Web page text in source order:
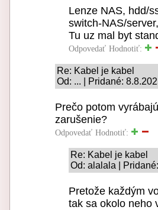
Lenze NAS, hdd/
switch-NAS/
Tu uz mal byt
Odpovedať Hodnotiť:
Re: Kabel je kabel
Od: ... | Pridané:
Prečo potom
zarušenie?
Odpovedať Hodnotiť:
Re: Kabel je kabel
Od: alalala |
Pretože každým
tak sa okolo neho